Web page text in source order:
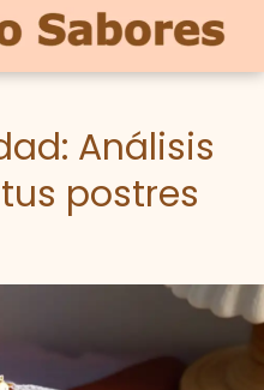
Análisis
postres